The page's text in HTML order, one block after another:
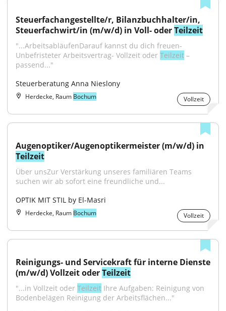
Steuerfachangestellte/r, Bilanzbuchhalter/in,
Steuerfachwirt/in (m/w/d) in Voll- oder Teilzeit
"...ArbeitsabläufenDarauf kannst du dich freuen-
Unbefristeter Arbeitsvertrag- Vollzeit oder Teilzeit –
passend..."
Steuerberatung Anna Nieslony
Herdecke, Raum Bochum Vollzeit
Teilzeit
Über unsZur Verstärkung unseres familiären Teams
suchen wir ab sofort eine freundliche und...
OPTIK MIT STIL by El-Masri
Herdecke, Raum Bochum Vollzeit
Reinigungs- und Servicekraft für interne Dienste
(m/w/d) Vollzeit oder Teilzeit
"...in Vollzeit oder Teilzeit Ihre Aufgaben: Reinigung von
Bodenbelägen Reinigung der Arbeitsflächen..."